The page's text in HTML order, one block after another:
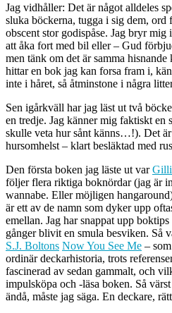
Jag vidhåller: Det är något alldeles
sluka böckerna, tugga i sig dem, ord
obscent stor godispåse. Jag bryr mig
att åka fort med bil eller – Gud
men tänk om det är samma
hittar en bok jag kan forsa fram i,
inte i håret, så åtminstone i några
Sen igårkväll har jag läst ut två
en tredje. Jag känner mig faktiskt en
skulle veta hur sånt känns…!). Det är
hursomhelst – klart besläktad med
Den första boken jag läste ut var
följer flera riktiga boknördar (jag är
wannabe. Eller möjligen
är ett av de namn som dyker upp
emellan. Jag har snappat upp
gånger blivit en smula besviken. Så
S.J. Boltons Now You See Me –
ordinär deckarhistoria, trots
fascinerad av sedan gammalt, och
impulsköpa och -läsa boken. Så
ändå, måste jag säga. En deckare,